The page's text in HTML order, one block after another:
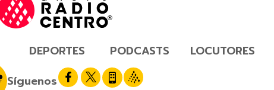
DEPORTES PODCASTS
LOCUTORES
Síguenos